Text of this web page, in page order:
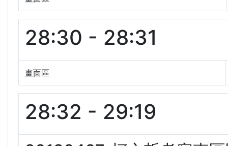
28:30 - 28:31
畫面區
28:32 - 29:19